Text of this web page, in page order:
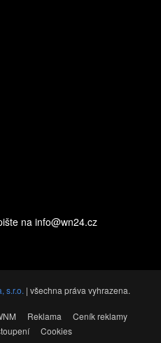
na info@wn24.cz
s.r.o. | všechna práva vyhrazena.
Reklama
Ceník reklamy
Cookies